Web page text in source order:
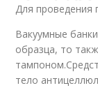
Для проведения
Вакуумные
образца, то
тело